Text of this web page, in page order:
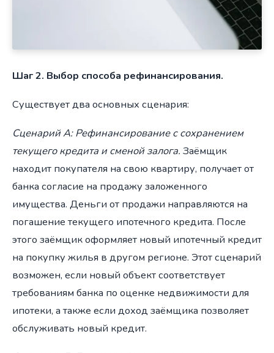
Шаг 2. Выбор способа рефинансирования.
Существует два основных сценария:
Сценарий А: Рефинансирование с сохранением
текущего кредита и сменой залога. Заёмщик
находит покупателя на свою квартиру, получает от
банка согласие на продажу заложенного
имущества. Деньги от продажи направляются на
погашение текущего ипотечного кредита. После
этого заёмщик оформляет новый ипотечный кредит
на покупку жилья в другом регионе. Этот сценарий
возможен, если новый объект соответствует
требованиям банка по оценке недвижимости для
ипотеки, а также если доход заёмщика позволяет
обслуживать новый кредит.